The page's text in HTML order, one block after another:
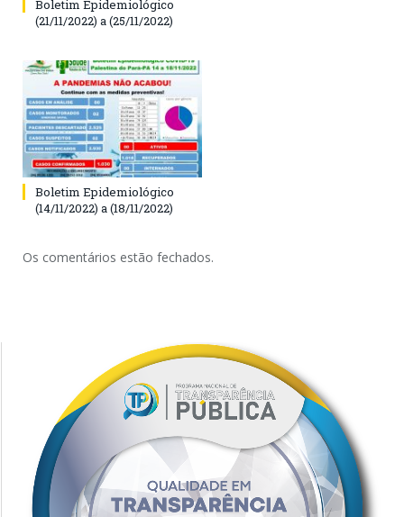
Boletim Epidemiológico
(21/11/2022) a (25/11/2022)
Boletim Epidemiológico
(14/11/2022) a (18/11/2022)
Os comentários estão fechados.